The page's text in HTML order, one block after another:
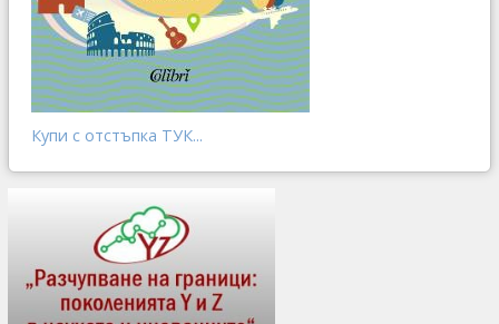
Купи с отстъпка ТУК...